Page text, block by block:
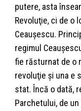
putere, asta
Revoluţie, ci de o
Ceauşescu.
regimul
fie răsturnat de o
revoluţie şi una e
stat. Încă o dată,
Parchetului, de